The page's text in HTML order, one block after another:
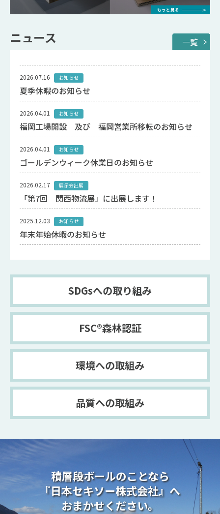
ニュース 一覧
2026.07.16 お知らせ
夏季休暇のお知らせ
一覧
2026.04.01 お知らせ
福岡工場開設 及び 福岡営業所移転のお知らせ
一覧
2026.04.01 お知らせ
ゴールデンウィーク休業日のお知らせ
一覧
2026.02.17 展示会出展
「第7回 関西物流展」に出展します！
一覧
2025.12.03 お知らせ
年末年始休暇のお知らせ
SDGsへの取り組み
FSC®森林認証
環境への取組み
品質への取組み
積層段ボールのことなら
『日本セキソー株式会社』へ
おまかせください。